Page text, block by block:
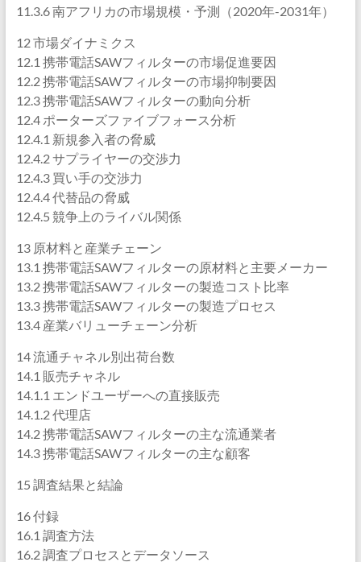
11.3.6 南アフリカの市場規模・予測（2020年-2031年）
12 市場ダイナミクス
12.1 携帯電話SAWフィルターの市場促進要因
12.2 携帯電話SAWフィルターの市場抑制要因
12.3 携帯電話SAWフィルターの動向分析
12.4 ポーターズファイブフォース分析
12.4.1 新規参入者の脅威
12.4.2 サプライヤーの交渉力
12.4.3 買い手の交渉力
12.4.4 代替品の脅威
12.4.5 競争上のライバル関係
13 原材料と産業チェーン
13.1 携帯電話SAWフィルターの原材料と主要メーカー
13.2 携帯電話SAWフィルターの製造コスト比率
13.3 携帯電話SAWフィルターの製造プロセス
13.4 産業バリューチェーン分析
14 流通チャネル別出荷台数
14.1 販売チャネル
14.1.1 エンドユーザーへの直接販売
14.1.2 代理店
14.2 携帯電話SAWフィルターの主な流通業者
14.3 携帯電話SAWフィルターの主な顧客
15 調査結果と結論
16 付録
16.1 調査方法
16.2 調査プロセスとデータソース